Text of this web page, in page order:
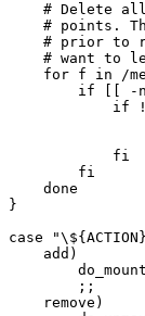
# Delete
# points.
# prior to
# want to
for f in /
if [[ -
if
            fi
        fi
    done
}
case
    add)
        do_mount
        ;;
    remove)